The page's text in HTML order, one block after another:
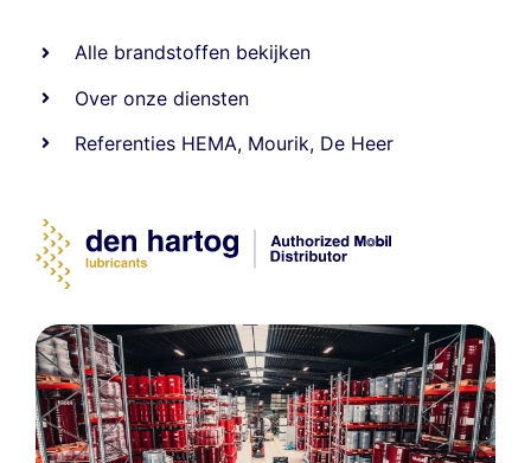
Alle brandstoffen bekijken
Over onze diensten
Referenties HEMA, Mourik, De Heer